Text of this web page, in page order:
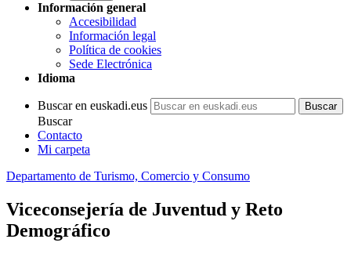
Información general
Accesibilidad
Información legal
Política de cookies
Sede Electrónica
Idioma
Buscar en euskadi.eus
Buscar
Contacto
Mi carpeta
Departamento de Turismo, Comercio y Consumo
Viceconsejería de Juventud y Reto
Demográfico